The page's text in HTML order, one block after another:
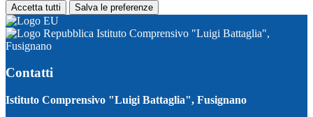
Accetta tutti Salva le preferenze
Istituto Comprensivo "Luigi Battaglia",
Fusignano
Contatti
Istituto Comprensivo "Luigi Battaglia", Fusignano